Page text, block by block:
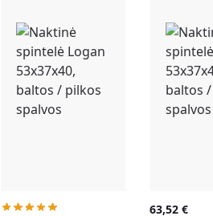
63,52€